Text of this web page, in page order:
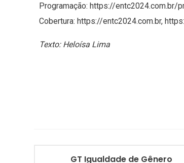
Programação: https://entc2024.com.br/
Cobertura: https://entc2024.com.br,
Texto: Heloísa Lima
GT Igualdade de Gênero